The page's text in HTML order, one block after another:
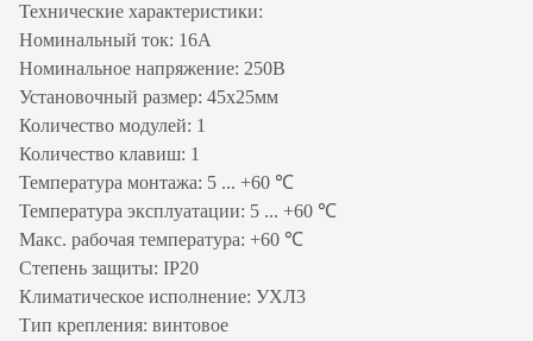
Технические характеристики:
Номинальный ток: 16А
Номинальное напряжение: 250В
Установочный размер: 45х25мм
Количество модулей: 1
Количество клавиш: 1
Температура монтажа: 5 ... +60 ℃
Температура эксплуатации: 5 ... +60 ℃
Макс. рабочая температура: +60 ℃
Степень защиты: IP20
Климатическое исполнение: УХЛ3
Тип крепления: винтовое